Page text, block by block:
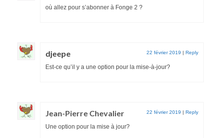
où allez pour s’abonner à Fonge 2 ?
djeepe 22 février 2019 | Reply
Est-ce qu’il y a une option pour la mise-à-jour?
Jean-Pierre Chevalier 22 février 2019 | Reply
Une option pour la mise à jour?